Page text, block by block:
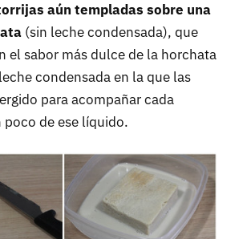
aún templadas sobre una
(sin leche condensada), que
el sabor más dulce de la horchata
condensada en la que las
para acompañar cada
de ese líquido.